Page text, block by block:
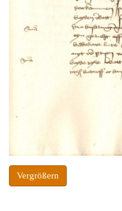
Vergrößern